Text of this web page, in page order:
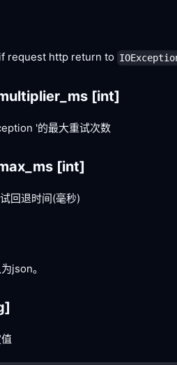
request http return to
[int]
'的最大重试次数
[int]
回退时间(毫秒)
json。